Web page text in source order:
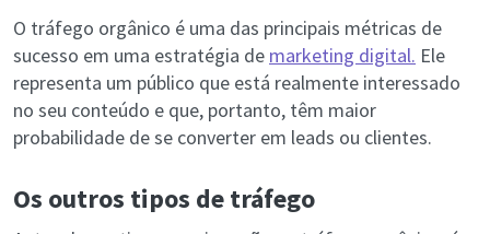
O tráfego orgânico é uma das principais métricas de
sucesso em uma estratégia de marketing digital. Ele
representa um público que está realmente interessado
no seu conteúdo e que, portanto, têm maior
probabilidade de se converter em leads ou clientes.
Os outros tipos de tráfego